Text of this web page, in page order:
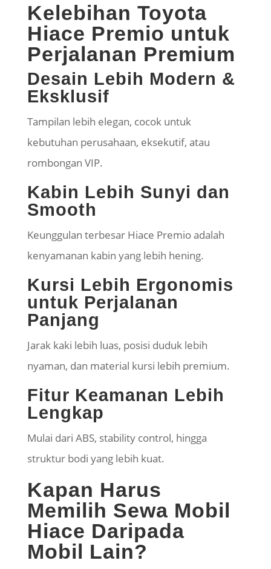
Kelebihan Toyota
Hiace Premio untuk
Perjalanan Premium
Desain Lebih Modern &
Eksklusif
Tampilan lebih elegan, cocok untuk
kebutuhan perusahaan, eksekutif, atau
rombongan VIP.
Kabin Lebih Sunyi dan
Smooth
Keunggulan terbesar Hiace Premio adalah
kenyamanan kabin yang lebih hening.
Kursi Lebih Ergonomis
untuk Perjalanan
Panjang
Jarak kaki lebih luas, posisi duduk lebih
nyaman, dan material kursi lebih premium.
Fitur Keamanan Lebih
Lengkap
Mulai dari ABS, stability control, hingga
struktur bodi yang lebih kuat.
Kapan Harus
Memilih Sewa Mobil
Hiace Daripada
Mobil Lain?